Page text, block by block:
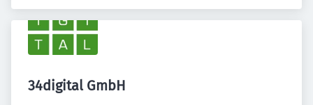
34digital GmbH